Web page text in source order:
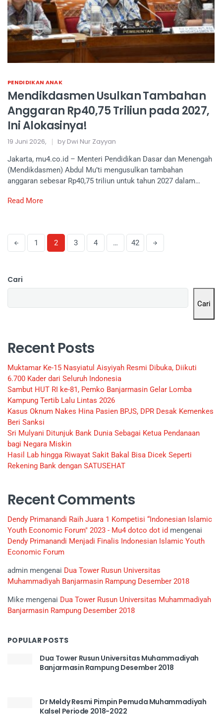
PENDIDIKAN ANAK
Mendikdasmen Usulkan Tambahan
Anggaran Rp40,75 Triliun pada 2027,
Ini Alokasinya!
19 Juni 2026, by Dwi Nur Zayyan
Jakarta, mu4.co.id – Menteri Pendidikan Dasar dan Menengah
(Mendikdasmen) Abdul Mu’ti mengusulkan tambahan
anggaran sebesar Rp40,75 triliun untuk tahun 2027 dalam…
Read More
1 2 3 4 … 42
Cari
Cari
Recent Posts
Muktamar Ke-15 Nasyiatul Aisyiyah Resmi Dibuka, Diikuti
6.700 Kader dari Seluruh Indonesia
Sambut HUT RI ke-81, Pemko Banjarmasin Gelar Lomba
Kampung Tertib Lalu Lintas 2026
Kasus Oknum Nakes Hina Pasien BPJS, DPR Desak Kemenkes
Beri Sanksi
Sri Mulyani Ditunjuk Bank Dunia Sebagai Ketua Pendanaan
bagi Negara Miskin
Hasil Lab hingga Riwayat Sakit Bakal Bisa Dicek Seperti
Rekening Bank dengan SATUSEHAT
Recent Comments
Dendy Primanandi Raih Juara 1 Kompetisi “Indonesian Islamic
Youth Economic Forum" 2023 - Mu4 dotco dot id mengenai
Dendy Primanandi Menjadi Finalis Indonesian Islamic Youth
Economic Forum
admin mengenai Dua Tower Rusun Universitas
Muhammadiyah Banjarmasin Rampung Desember 2018
Mike mengenai Dua Tower Rusun Universitas Muhammadiyah
Banjarmasin Rampung Desember 2018
POPULAR POSTS
Dua Tower Rusun Universitas Muhammadiyah
Banjarmasin Rampung Desember 2018
Dr Meldy Resmi Pimpin Pemuda Muhammadiyah
Kalsel Periode 2018-2022